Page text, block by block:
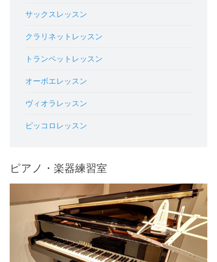
サックスレッスン
クラリネットレッスン
トランペットレッスン
オーボエレッスン
ヴィオラレッスン
ピッコロレッスン
ピアノ・楽器練習室